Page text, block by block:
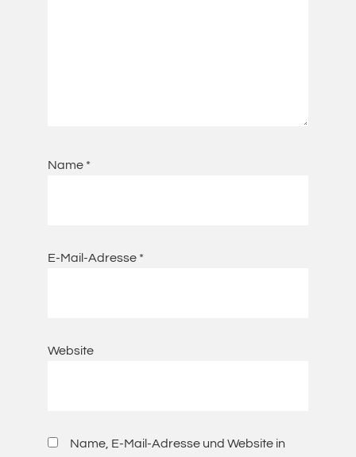
Name *
E-Mail-Adresse *
Website
Name, E-Mail-Adresse und Website in